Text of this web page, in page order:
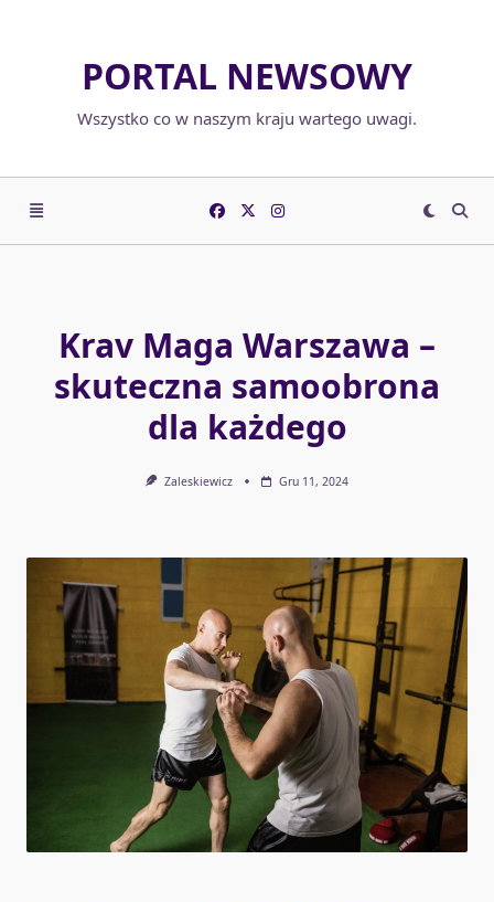
PORTAL NEWSOWY
Wszystko co w naszym kraju wartego uwagi.
Krav Maga Warszawa –
skuteczna samoobrona
dla każdego
Zaleskiewicz Gru 11, 2024